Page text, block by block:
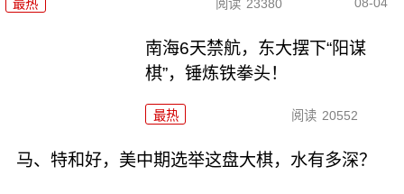
最热 阅读 23380
南海6天禁航，东大摆下“阳谋
棋”，锤炼铁拳头！
最热 阅读 20552
马、特和好，美中期选举这盘大棋，水有多深？